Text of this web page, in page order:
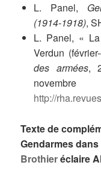
L. Panel,
(1914-1918),
L. Panel, «
Verdun
des armées,
http://
Texte de
Gendarmes
Brothieréclaire